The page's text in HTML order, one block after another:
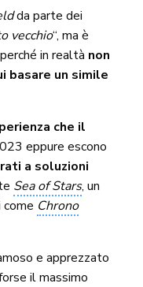
da parte dei
vecchio“, ma è
in realtà non
basare un simile
che il
eppure escono
a soluzioni
Sea of Stars, un
come Chrono
e apprezzato
il massimo